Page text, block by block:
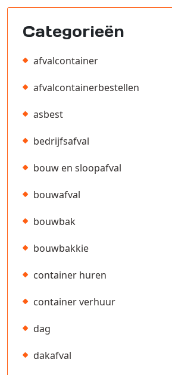
Categorieën
afvalcontainer
afvalcontainerbestellen
asbest
bedrijfsafval
bouw en sloopafval
bouwafval
bouwbak
bouwbakkie
container huren
container verhuur
dag
dakafval